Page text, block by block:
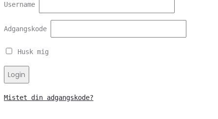
Username
Adgangskode
Husk mig
Login
Mistet din adgangskode?